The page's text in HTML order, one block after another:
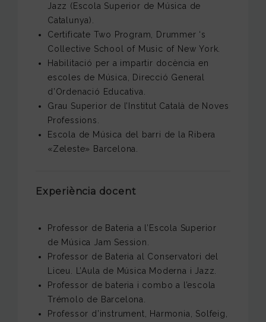
Jazz (Escola Superior de Música de
Catalunya).
Certificate Two Program, Drummer ‘s
Collective School of Music of New York.
Habilitació per a impartir docència en
escoles de Música, Direcció General
d’Ordenació Educativa.
Grau Superior de l’Institut Català de Noves
Professions.
Escola de Música del barri de la Ribera
«Zeleste» Barcelona.
Experiència docent
Professor de Bateria a l’Escola Superior
de Música Jam Session.
Professor de Bateria al Conservatori del
Liceu. L’Aula de Música Moderna i Jazz.
Professor de bateria i combo a l’escola
Trémolo de Barcelona.
Professor d’instrument, Harmonia, Solfeig,